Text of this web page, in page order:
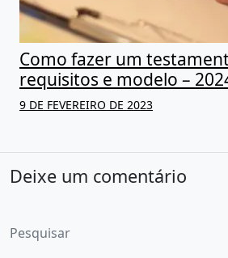
Como fazer um
requisitos e modelo –
9 DE FEVEREIRO DE 2023
Deixe um comentário
Pesquisar